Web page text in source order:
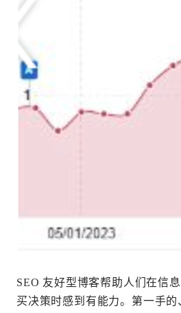
SEO 友好型博客帮助人们在信
买决策时感到有能力。第一手